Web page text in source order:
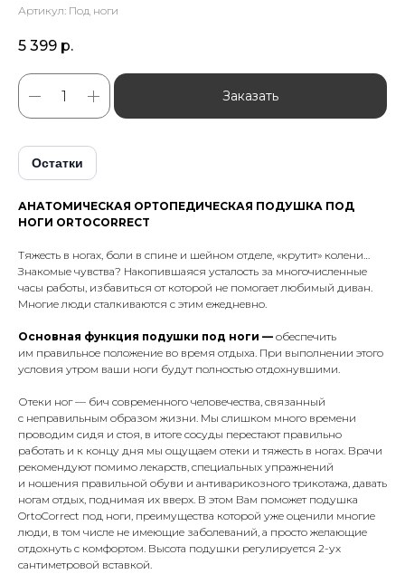
Артикул: Под ноги
5 399 р.
Заказать
Остатки
АНАТОМИЧЕСКАЯ ОРТОПЕДИЧЕСКАЯ ПОДУШКА ПОД
НОГИ ORTOCORRECT
Тяжесть в ногах, боли в спине и шейном отделе, «крутит» колени…
Знакомые чувства? Накопившаяся усталость за многочисленные
часы работы, избавиться от которой не помогает любимый диван.
Многие люди сталкиваются с этим ежедневно.
Основная функция подушки под ноги — обеспечить
им правильное положение во время отдыха. При выполнении этого
условия утром ваши ноги будут полностью отдохнувшими.
Отеки ног — бич современного человечества, связанный
с неправильным образом жизни. Мы слишком много времени
проводим сидя и стоя, в итоге сосуды перестают правильно
работать и к концу дня мы ощущаем отеки и тяжесть в ногах. Врачи
рекомендуют помимо лекарств, специальных упражнений
и ношения правильной обуви и антиварикозного трикотажа, давать
ногам отдых, поднимая их вверх. В этом Вам поможет подушка
OrtoCorrect под ноги, преимущества которой уже оценили многие
люди, в том числе не имеющие заболеваний, а просто желающие
отдохнуть с комфортом. Высота подушки регулируется 2-ух
сантиметровой вставкой.